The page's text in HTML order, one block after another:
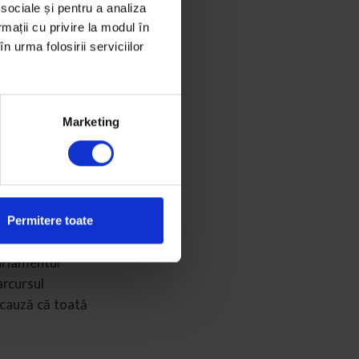
și pentru a analiza
cu privire la modul în
urma folosirii serviciilor
Marketing
Permitere toate
în 21 de orașe
în rândul
acționeze în
Palatului
de zi
că toată